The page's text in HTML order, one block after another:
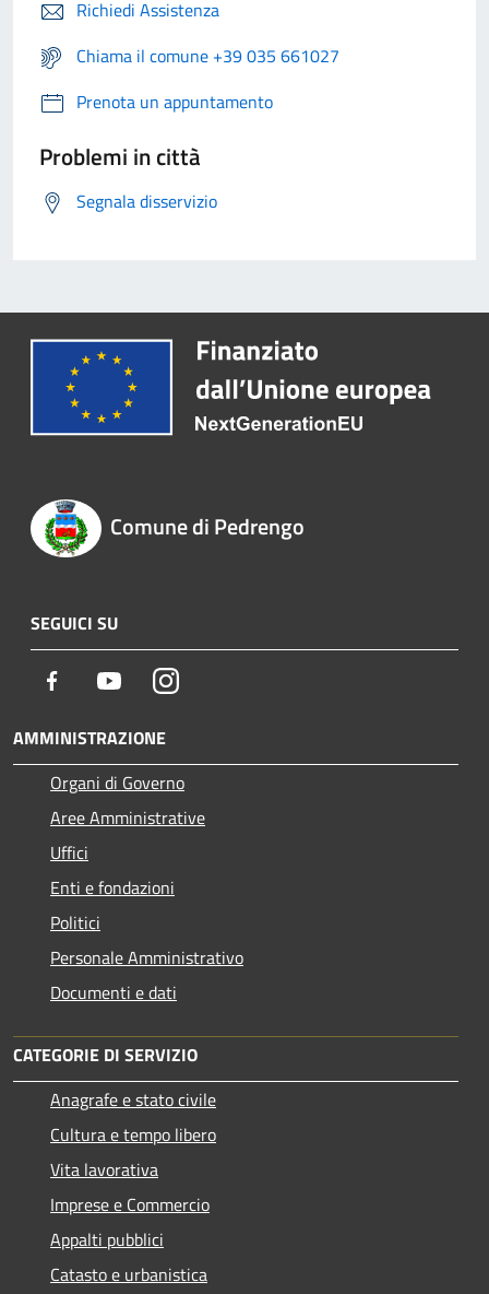
Richiedi Assistenza
Chiama il comune +39 035 661027
Prenota un appuntamento
Problemi in città
Segnala disservizio
Comune di Pedrengo
SEGUICI SU
Facebook YoutubeInstagram
AMMINISTRAZIONE
Organi di Governo
Aree Amministrative
Uffici
Enti e fondazioni
Politici
Personale Amministrativo
Documenti e dati
CATEGORIE DI SERVIZIO
Anagrafe e stato civile
Cultura e tempo libero
Vita lavorativa
Imprese e Commercio
Appalti pubblici
Catasto e urbanistica